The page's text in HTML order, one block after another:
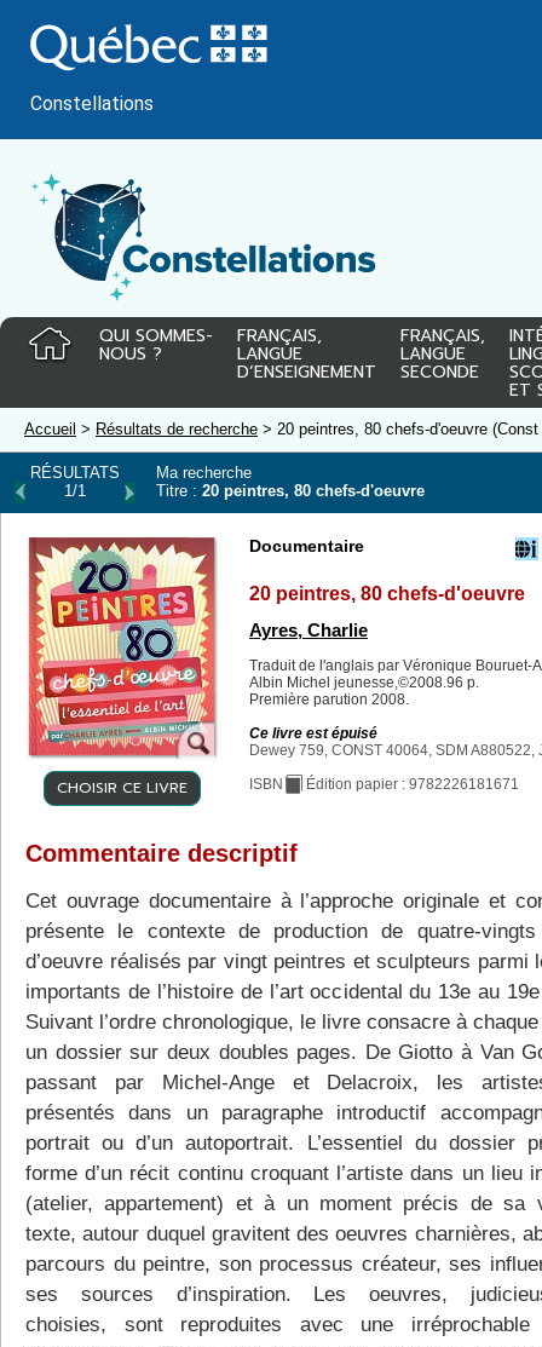
au
contenu
Constellations
QUI SOMMES-
NOUS ?
FRANÇAIS,
LANGUE
D’ENSEIGNEMENT
FRANÇAIS,
LANGUE
SECONDE
ET
Accueil > Résultats de recherche > 20 peintres, 80 chefs-d'oeuvre (Const
RÉSULTATS
1/1
Ma recherche
Titre : 20 peintres, 80 chefs-d'oeuvre
CHOISIR CE LIVRE
Documentaire
20 peintres, 80 chefs-d'oeuvre
Ayres, Charlie
Traduit de l'anglais par Véronique Bouruet-
Albin Michel jeunesse,©2008.96 p.
Première parution 2008.
Ce livre est épuisé
Dewey 759, CONST 40064, SDM A880522,
ISBN Édition papier : 9782226181671
Commentaire descriptif
Cet ouvrage documentaire à l’approche originale et
présente le contexte de production de quatre-
d’oeuvre réalisés par vingt peintres et sculpteurs parmi
importants de l’histoire de l’art occidental du 13e au
Suivant l’ordre chronologique, le livre consacre à
un dossier sur deux doubles pages. De Giotto à Van
passant par Michel-Ange et Delacroix, les
présentés dans un paragraphe introductif
portrait ou d’un autoportrait. L’essentiel du dossier
forme d’un récit continu croquant l’artiste dans un lieu
(atelier, appartement) et à un moment précis de sa
texte, autour duquel gravitent des oeuvres charnières,
parcours du peintre, son processus créateur, ses
ses sources d’inspiration. Les oeuvres,
choisies, sont reproduites avec une irréprochable